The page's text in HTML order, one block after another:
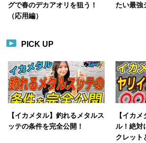
グで春のデカアオリを狙う！
（応用編）
たい最強
PICK UP
【イカメタル】釣れるメタルス
ッテの条件を完全公開！
【イカ
ル！絶対
クレット